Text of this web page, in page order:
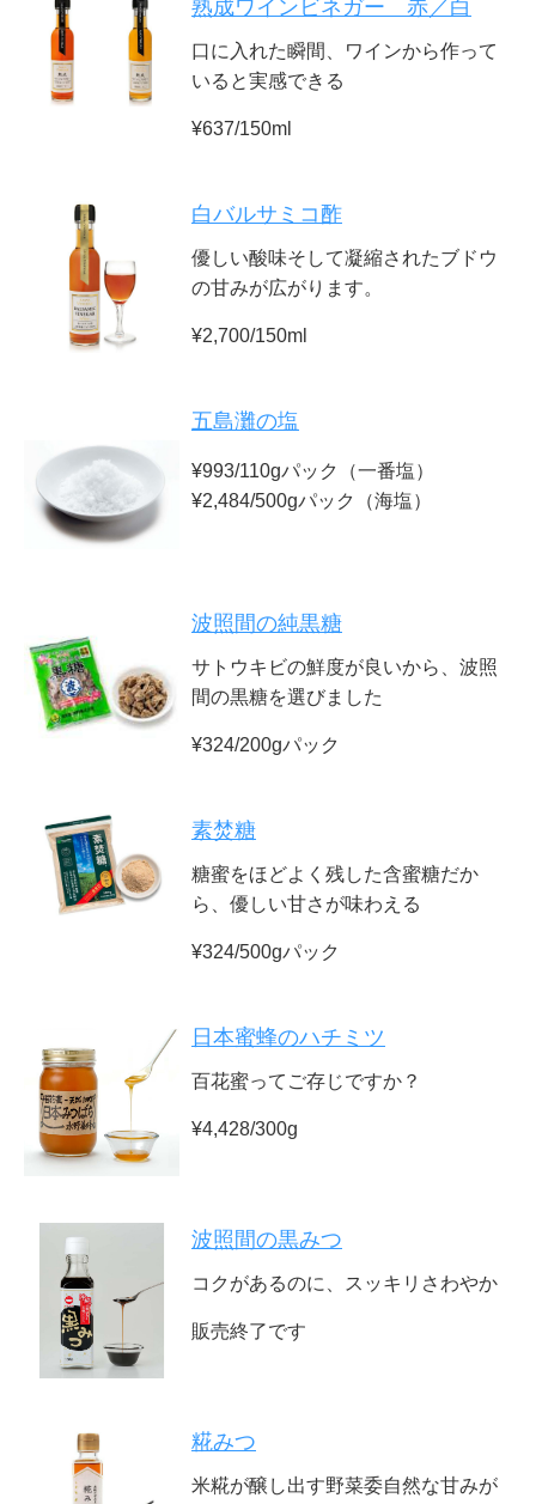
熟成ワインビネガー 赤／白
口に入れた瞬間、ワインから作って
いると実感できる
¥637/150ml
白バルサミコ酢
優しい酸味そして凝縮されたブドウ
の甘みが広がります。
¥2,700/150ml
五島灘の塩
¥993/110gパック（一番塩）
¥2,484/500gパック（海塩）
波照間の純黒糖
サトウキビの鮮度が良いから、波照
間の黒糖を選びました
¥324/200gパック
素焚糖
糖蜜をほどよく残した含蜜糖だか
ら、優しい甘さが味わえる
¥324/500gパック
日本蜜蜂のハチミツ
百花蜜ってご存じですか？
¥4,428/300g
波照間の黒みつ
コクがあるのに、スッキリさわやか
販売終了です
糀みつ
米糀が醸し出す野菜委自然な甘みが